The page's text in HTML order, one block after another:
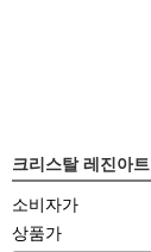
크리스탈 레진아트
소비자가
상품가